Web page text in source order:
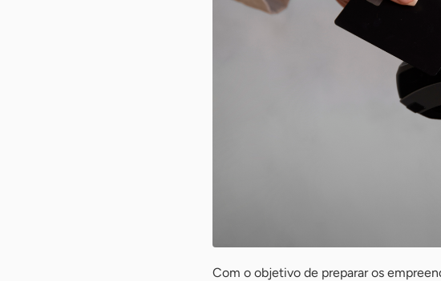
Com o objetivo de preparar os